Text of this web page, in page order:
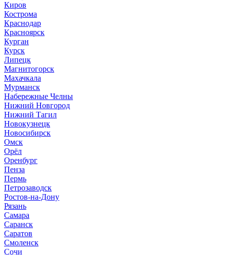
Киров
Кострома
Краснодар
Красноярск
Курган
Курск
Липецк
Магнитогорск
Махачкала
Мурманск
Набережные Челны
Нижний Новгород
Нижний Тагил
Новокузнецк
Новосибирск
Омск
Орёл
Оренбург
Пенза
Пермь
Петрозаводск
Ростов-на-Дону
Рязань
Самара
Саранск
Саратов
Смоленск
Сочи